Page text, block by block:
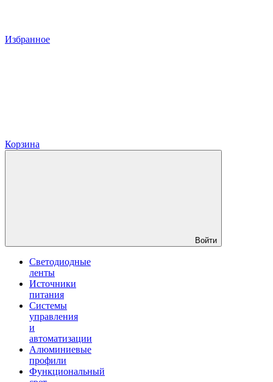
Избранное
Корзина
Войти
Светодиодные
ленты
Источники
питания
Системы
управления
и
автоматизации
Алюминиевые
профили
Функциональный